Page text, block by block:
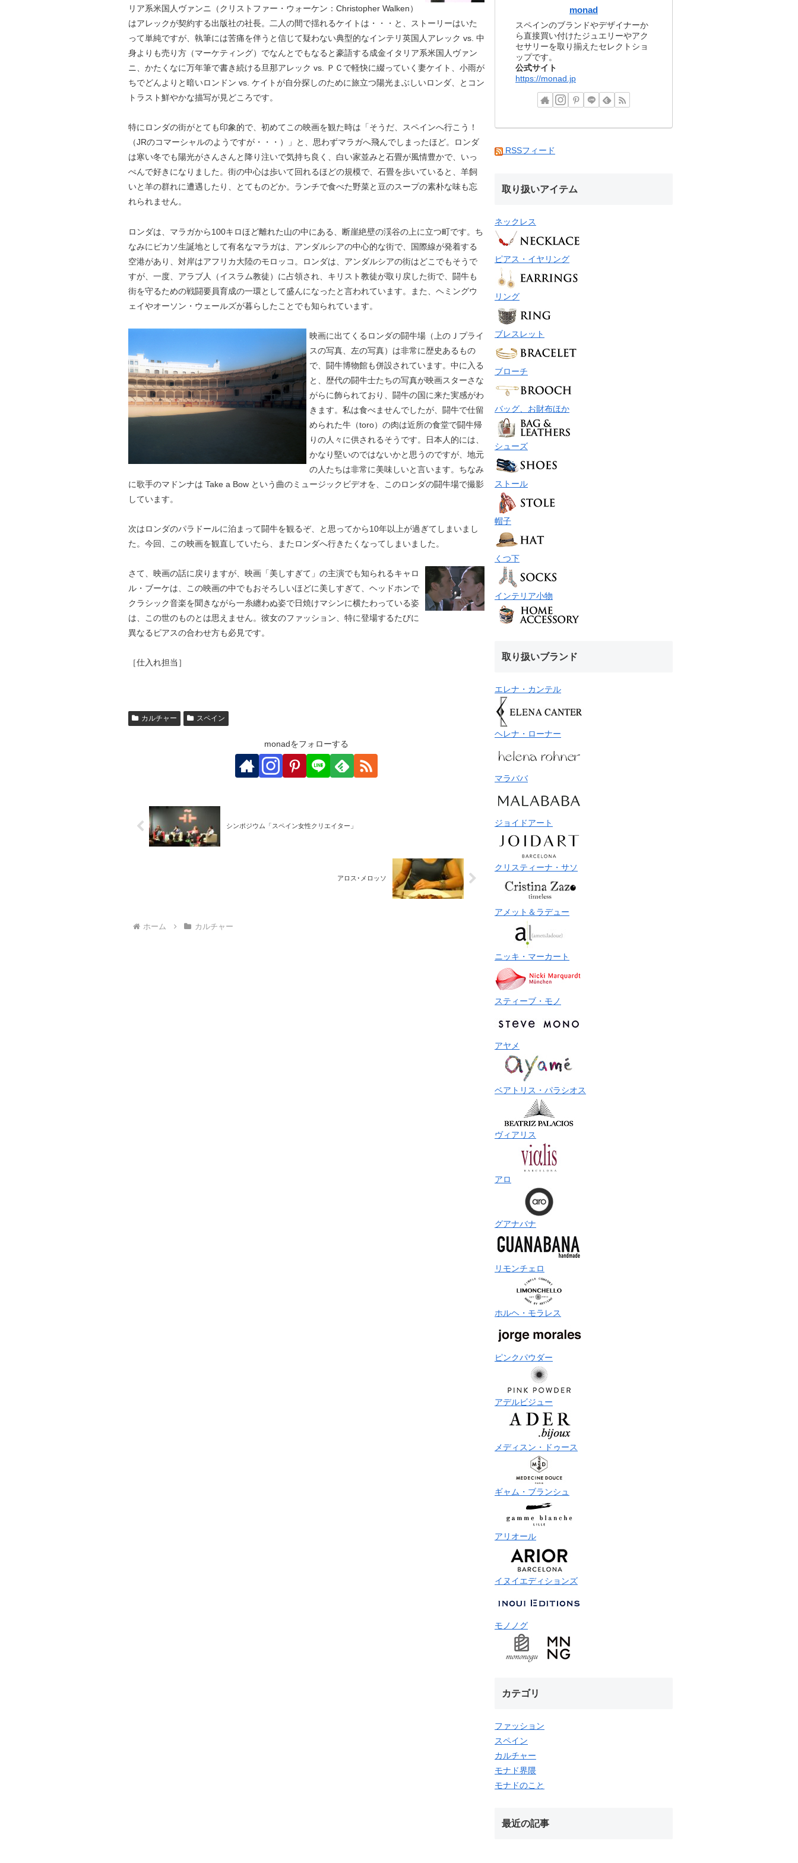
リア系米国人ヴァンニ（クリストファー・ウォーケン：Christopher Walken）
はアレックが契約する出版社の社長。二人の間で揺れるケイトは・・・と、ストーリーはいた
って単純ですが、執筆には苦痛を伴うと信じて疑わない典型的なインテリ英国人アレック vs. 中
身よりも売り方（マーケティング）でなんとでもなると豪語する成金イタリア系米国人ヴァン
ニ、かたくなに万年筆で書き続ける旦那アレック vs. ＰＣで軽快に綴っていく妻ケイト、小雨が
ちでどんよりと暗いロンドン vs. ケイトが自分探しのために旅立つ陽光まぶしいロンダ、とコン
トラスト鮮やかな描写が見どころです。
特にロンダの街がとても印象的で、初めてこの映画を観た時は「そうだ、スペインへ行こう！
（JRのコマーシャルのようですが・・・）」と、思わずマラガへ飛んでしまったほど。ロンダ
は寒い冬でも陽光がさんさんと降り注いで気持ち良く、白い家並みと石畳が風情豊かで、いっ
ぺんで好きになりました。街の中心は歩いて回れるほどの規模で、石畳を歩いていると、羊飼
いと羊の群れに遭遇したり、とてものどか。ランチで食べた野菜と豆のスープの素朴な味も忘
れられません。
ロンダは、マラガから100キロほど離れた山の中にある、断崖絶壁の渓谷の上に立つ町です。ち
なみにピカソ生誕地として有名なマラガは、アンダルシアの中心的な街で、国際線が発着する
空港があり、対岸はアフリカ大陸のモロッコ。ロンダは、アンダルシアの街はどこでもそうで
すが、一度、アラブ人（イスラム教徒）に占領され、キリスト教徒が取り戻した街で、闘牛も
街を守るための戦闘要員育成の一環として盛んになったと言われています。また、ヘミングウ
ェイやオーソン・ウェールズが暮らしたことでも知られています。
映画に出てくるロンダの闘牛場（上のＪプライ
スの写真、左の写真）は非常に歴史あるもの
で、闘牛博物館も併設されています。中に入る
と、歴代の闘牛士たちの写真が映画スターさな
がらに飾られており、闘牛の国に来た実感がわ
きます。私は食べませんでしたが、闘牛で仕留
められた牛（toro）の肉は近所の食堂で闘牛帰
りの人々に供されるそうです。日本人的には、
かなり堅いのではないかと思うのですが、地元
の人たちは非常に美味しいと言います。ちなみ
に歌手のマドンナは Take a Bow という曲のミュージックビデオを、このロンダの闘牛場で撮影
しています。
次はロンダのパラドールに泊まって闘牛を観るぞ、と思ってから10年以上が過ぎてしまいまし
た。今回、この映画を観直していたら、またロンダへ行きたくなってしまいました。
さて、映画の話に戻りますが、映画「美しすぎて」の主演でも知られるキャロ
ル・ブーケは、この映画の中でもおそろしいほどに美しすぎて、ヘッドホンで
クラシック音楽を聞きながら一糸纏わぬ姿で日焼けマシンに横たわっている姿
は、この世のものとは思えません。彼女のファッション、特に登場するたびに
異なるピアスの合わせ方も必見です。
［仕入れ担当］
カルチャー スペイン
monadをフォローする
シンポジウム「スペイン女性クリエイター」
アロス･メロッソ
ホーム カルチャー
monad
スペインのブランドやデザイナーか
ら直接買い付けたジュエリーやアク
セサリーを取り揃えたセレクトショ
ップです。
公式サイト
https://monad.jp
RSSフィード
取り扱いアイテム
ネックレス
ピアス・イヤリング
リング
ブレスレット
ブローチ
バッグ、お財布ほか
シューズ
ストール
帽子
くつ下
インテリア小物
取り扱いブランド
エレナ・カンテル
ヘレナ・ローナー
マラババ
ジョイドアート
クリスティーナ・サソ
アメット＆ラデュー
ニッキ・マーカート
スティーブ・モノ
アヤメ
ベアトリス・パラシオス
ヴィアリス
アロ
グアナバナ
リモンチェロ
ホルヘ・モラレス
ピンクパウダー
アデルビジュー
メディスン・ドゥース
ギャム・ブランシュ
アリオール
イヌイエディションズ
モノノグ
カテゴリ
ファッション
スペイン
カルチャー
モナド界隈
モナドのこと
最近の記事